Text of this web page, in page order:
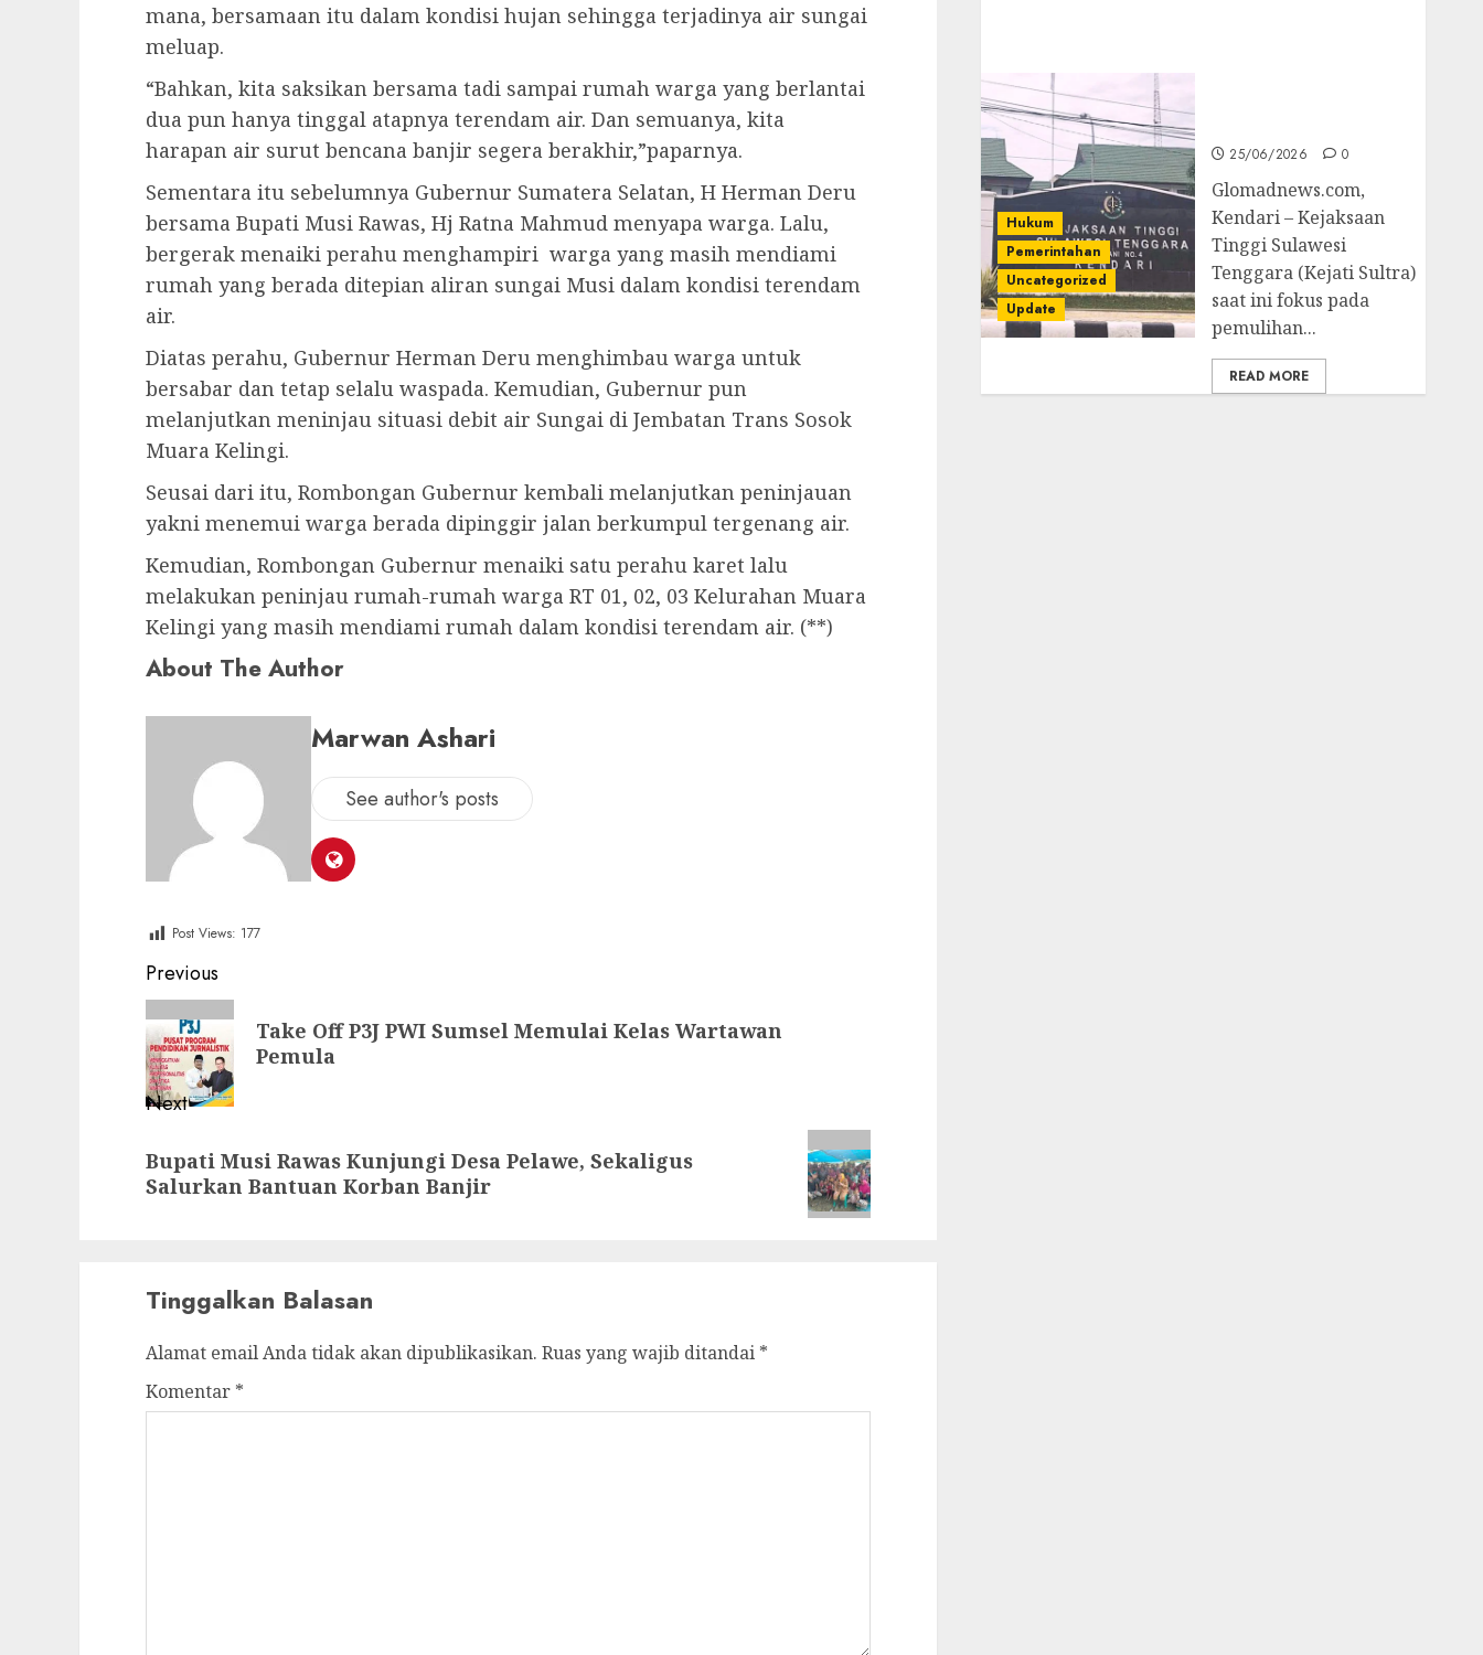
mana, bersamaan itu dalam kondisi hujan sehingga terjadinya air sungai
meluap.
“Bahkan, kita saksikan bersama tadi sampai rumah warga yang berlantai
dua pun hanya tinggal atapnya terendam air. Dan semuanya, kita
harapan air surut bencana banjir segera berakhir,”paparnya.
Sementara itu sebelumnya Gubernur Sumatera Selatan, H Herman Deru
bersama Bupati Musi Rawas, Hj Ratna Mahmud menyapa warga. Lalu,
bergerak menaiki perahu menghampiri warga yang masih mendiami
rumah yang berada ditepian aliran sungai Musi dalam kondisi terendam
air.
Diatas perahu, Gubernur Herman Deru menghimbau warga untuk
bersabar dan tetap selalu waspada. Kemudian, Gubernur pun
melanjutkan meninjau situasi debit air Sungai di Jembatan Trans Sosok
Muara Kelingi.
Seusai dari itu, Rombongan Gubernur kembali melanjutkan peninjauan
yakni menemui warga berada dipinggir jalan berkumpul tergenang air.
Kemudian, Rombongan Gubernur menaiki satu perahu karet lalu
melakukan peninjau rumah-rumah warga RT 01, 02, 03 Kelurahan Muara
Kelingi yang masih mendiami rumah dalam kondisi terendam air. (**)
About The Author
Marwan Ashari
See author's posts
Post Views: 177
Post
navigation
Previous
Previous
post:
Take Off P3J PWI Sumsel Memulai Kelas Wartawan
Pemula
Next
post:
Bupati Musi Rawas Kunjungi Desa Pelawe, Sekaligus
Salurkan Bantuan Korban Banjir
Tinggalkan Balasan
Alamat email Anda tidak akan dipublikasikan. Ruas yang wajib ditandai *
Komentar *
Hukum
Pemerintahan
Uncategorized
Update
25/06/2026 0
Glomadnews.com,
Kendari – Kejaksaan
Tinggi Sulawesi
Tenggara (Kejati Sultra)
saat ini fokus pada
pemulihan...
READ MORE